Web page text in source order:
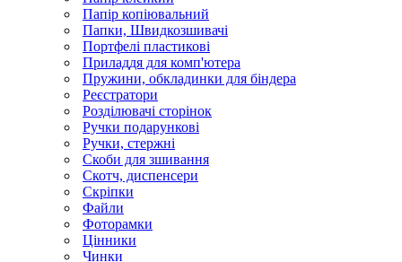
Папір копіювальний
Папки, Швидкозшивачі
Портфелі пластикові
Приладдя для комп'ютера
Пружини, обкладинки для біндера
Реєстратори
Розділювачі сторінок
Ручки подарункові
Ручки, стержні
Скоби для зшивання
Скотч, диспенсери
Скріпки
Файли
Фоторамки
Цінники
Чинки